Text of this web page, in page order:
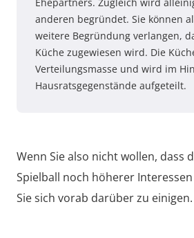
anderen begründet. Sie können
weitere Begründung verlangen,
Küche zugewiesen wird. Die
Verteilungsmasse und wird im
Hausratsgegenstände aufgeteilt.
Wenn Sie also nicht wollen, dass
Spielball noch höherer
Sie sich vorab darüber zu einigen.